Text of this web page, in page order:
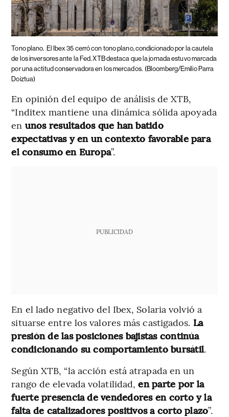
Tono plano. El Ibex 35 cerró con tono plano, condicionado por la cautela
de los inversores ante la Fed. XTB destaca que la jornada estuvo marcada
por una actitud conservadora en los mercados. (Bloomberg/Emilio Parra
Doiztua)
En opinión del equipo de análisis de XTB,
“Inditex mantiene una dinámica sólida apoyada
en unos resultados que han batido
expectativas y en un contexto favorable para
el consumo en Europa”.
PUBLICIDAD
En el lado negativo del Ibex, Solaria volvió a
situarse entre los valores más castigados. La
presión de las posiciones bajistas continúa
condicionando su comportamiento bursátil.
Según XTB, “la acción está atrapada en un
rango de elevada volatilidad,en parte por la
fuerte presencia de vendedores en corto y la
falta de catalizadores positivos a corto plazo”.